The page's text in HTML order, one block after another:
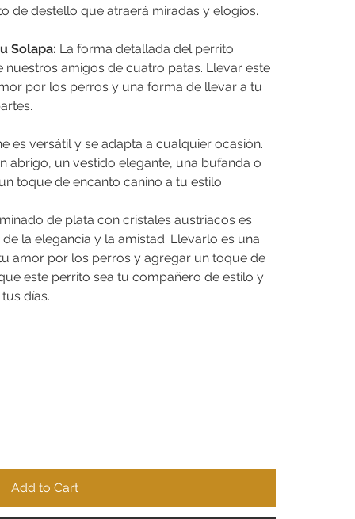
de destello que atraerá miradas y elogios.
Solapa: La forma detallada del perrito
amigos de cuatro patas. Llevar este
por los perros y una forma de llevar a tu
es versátil y se adapta a cualquier ocasión.
abrigo, un vestido elegante, una bufanda o
toque de encanto canino a tu estilo.
de plata con cristales austriacos es
la elegancia y la amistad. Llevarlo es una
amor por los perros y agregar un toque de
este perrito sea tu compañero de estilo y
días.
Add to Cart